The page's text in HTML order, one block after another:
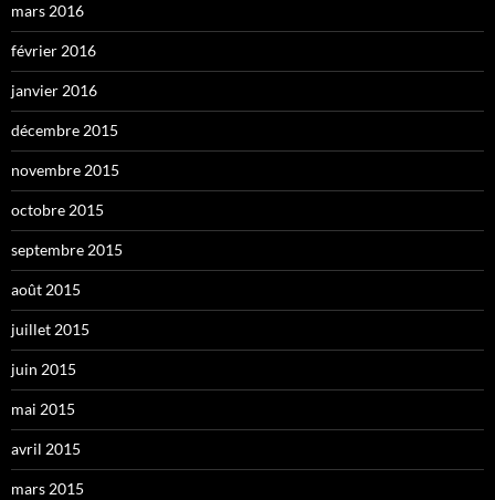
mars 2016
février 2016
janvier 2016
décembre 2015
novembre 2015
octobre 2015
septembre 2015
août 2015
juillet 2015
juin 2015
mai 2015
avril 2015
mars 2015